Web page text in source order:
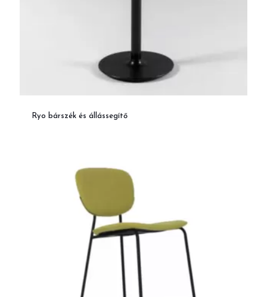
Ryo bárszék és állássegítő